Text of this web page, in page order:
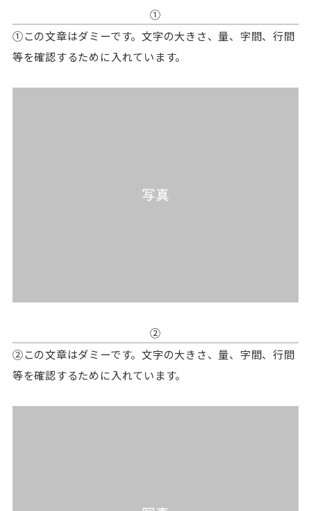
①
①この文章はダミーです。文字の大きさ、量、字間、行間
等を確認するために入れています。
②
②この文章はダミーです。文字の大きさ、量、字間、行間
等を確認するために入れています。